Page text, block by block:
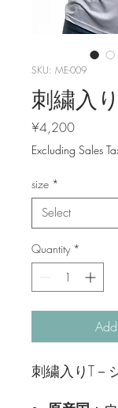
SKU: ME-009
刺繍入
¥4,200Price
Excluding Sales
size *
Quantity *
刺繍入りT－